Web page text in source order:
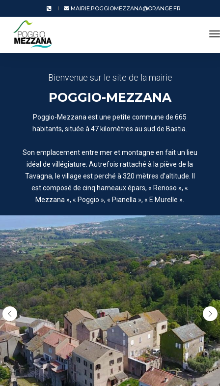
MAIRIE.POGGIOMEZZANA@ORANGE.FR
Bienvenue sur le site de la mairie
POGGIO-MEZZANA
Poggio-Mezzana est une petite commune de 665
habitants, située à 47 kilomètres au sud de Bastia.
Son emplacement entre mer et montagne en fait un lieu
idéal de villégiature. Autrefois rattaché à la piève de la
Tavagna, le village est perché à 320 mètres d’altitude. Il
est composé de cinq hameaux épars, « Renoso », «
Mezzana », « Poggio », « Pianella », « E Murelle ».